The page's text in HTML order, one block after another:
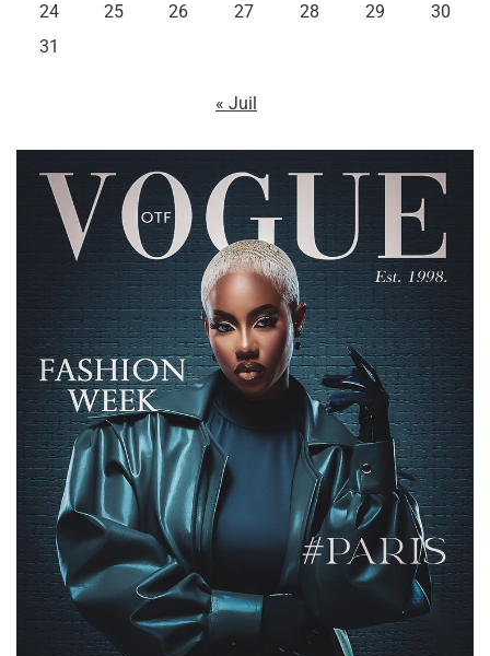
24
25 26 27 28 29
30
31
« Juil